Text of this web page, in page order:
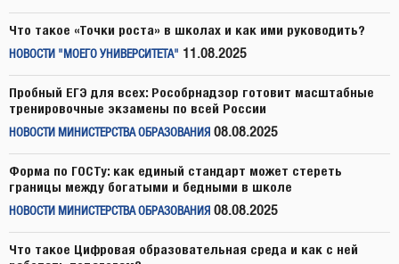
Что такое «Точки роста» в школах и как ими руководить?
НОВОСТИ "МОЕГО УНИВЕРСИТЕТА" 11.08.2025
Пробный ЕГЭ для всех: Рособрнадзор готовит масштабные
тренировочные экзамены по всей России
НОВОСТИ МИНИСТЕРСТВА ОБРАЗОВАНИЯ 08.08.2025
Форма по ГОСТу: как единый стандарт может стереть
границы между богатыми и бедными в школе
НОВОСТИ МИНИСТЕРСТВА ОБРАЗОВАНИЯ 08.08.2025
Что такое Цифровая образовательная среда и как с ней